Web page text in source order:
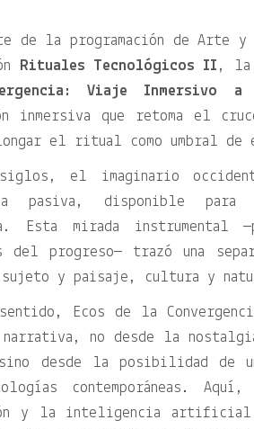
de la programación de Arte
Rituales Tecnológicos II , la
Viaje Inmersivo
inmersiva que retoma el
el ritual como umbral de
siglos, el imaginario
pasiva, disponible para
Esta mirada instrumental
del progreso— trazó una
y paisaje, cultura y
Ecos de la
narrativa, no desde la
desde la posibilidad de un
contemporáneas.
y la inteligencia artificial